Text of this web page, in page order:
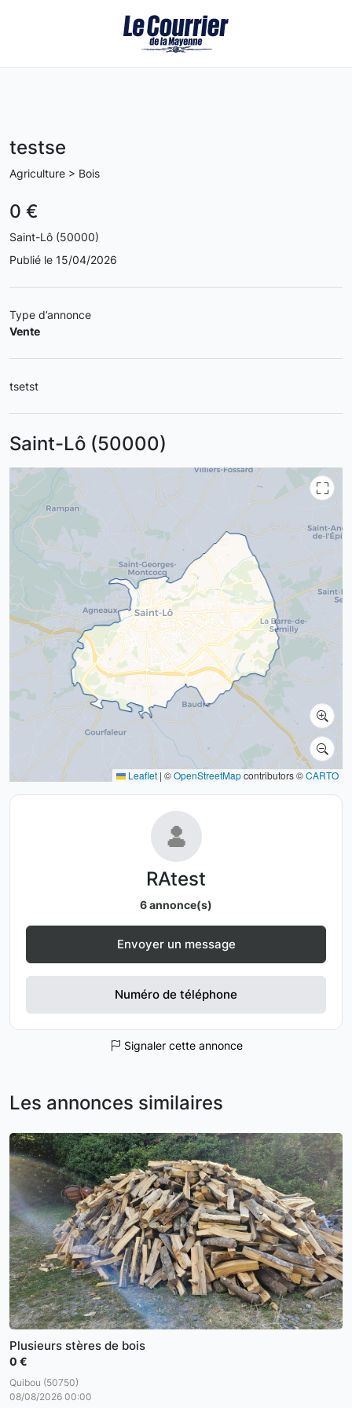
testse
Agriculture > Bois
0 €
Saint-Lô (50000)
Publié le 15/04/2026
Type d’annonce
Vente
tsetst
Saint-Lô (50000)
Leaflet | ©OpenStreetMapcontributors ©CARTO
RAtest
6 annonce(s)
Envoyer un message
Numéro de téléphone
Signaler cette annonce
Les annonces similaires
Plusieurs stères de bois
0 €
Quibou (50750)
08/08/2026 00:00